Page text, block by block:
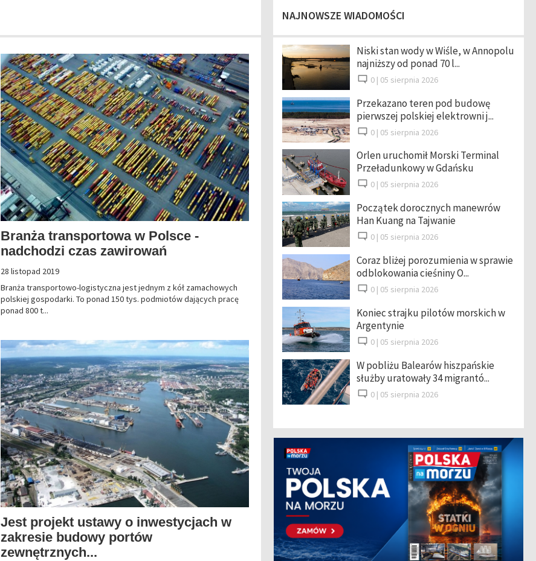
Branża transportowa w Polsce -
nadchodzi czas zawirowań
28 listopad 2019
Branża transportowo-logistyczna jest jednym z kół zamachowych
polskiej gospodarki. To ponad 150 tys. podmiotów dających pracę
ponad 800 t...
Jest projekt ustawy o inwestycjach w
zakresie budowy portów
zewnętrznych...
NAJNOWSZE WIADOMOŚCI
Niski stan wody w Wiśle, w Annopolu
najniższy od ponad 70 l...
0 | 05 sierpnia 2026
Przekazano teren pod budowę
pierwszej polskiej elektrowni j...
0 | 05 sierpnia 2026
Orlen uruchomił Morski Terminal
Przeładunkowy w Gdańsku
0 | 05 sierpnia 2026
Początek dorocznych manewrów
Han Kuang na Tajwanie
0 | 05 sierpnia 2026
Coraz bliżej porozumienia w sprawie
odblokowania cieśniny O...
0 | 05 sierpnia 2026
Koniec strajku pilotów morskich w
Argentynie
0 | 05 sierpnia 2026
W pobliżu Balearów hiszpańskie
służby uratowały 34 migrantó...
0 | 05 sierpnia 2026